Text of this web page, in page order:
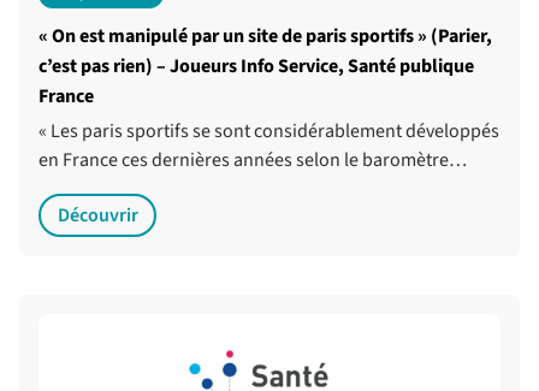
« On est manipulé par un site de paris sportifs » (Parier,
c’est pas rien) – Joueurs Info Service, Santé publique
France
« Les paris sportifs se sont considérablement développés
en France ces dernières années selon le baromètre…
Découvrir